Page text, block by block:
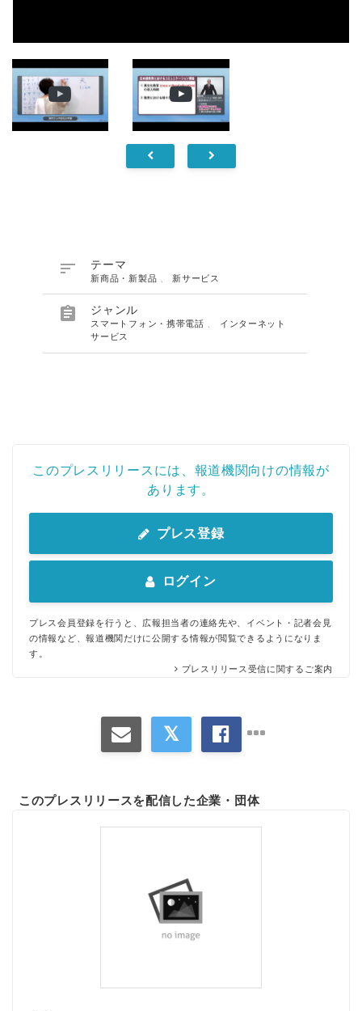
 テーマ
新商品・新製品 新サービス
 ジャンル
スマートフォン・携帯電話
インターネット
サービス
このプレスリリースには、報道機関向けの情報が
あります。
プレス登録
ログイン
プレス会員登録を行うと、広報担当者の連絡先や、イベント・記者会見
の情報など、報道機関だけに公開する情報が閲覧できるようになりま
す。
プレスリリース受信に関するご案内
このプレスリリースを配信した企業・団体